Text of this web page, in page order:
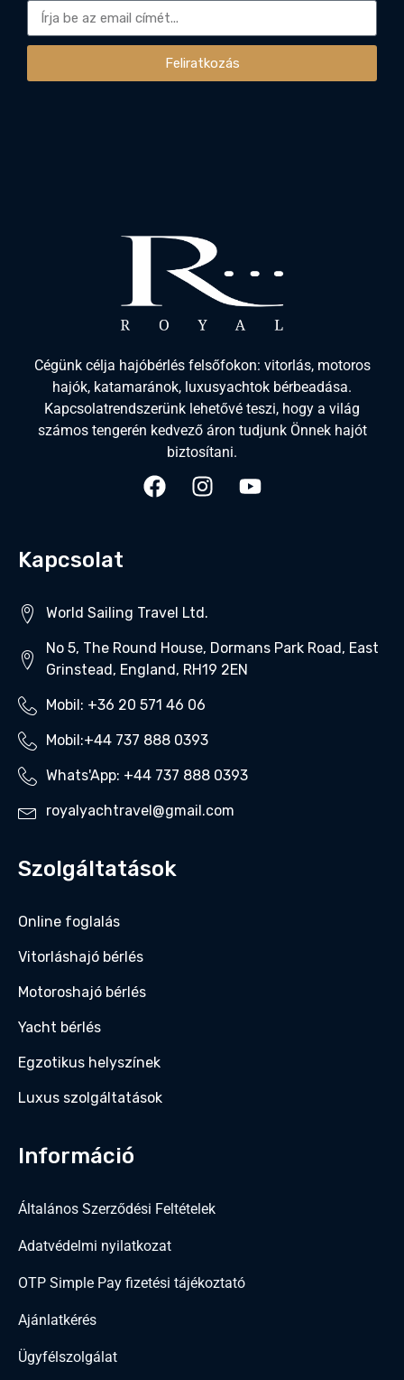
Feliratkozás
Cégünk célja hajóbérlés felsőfokon: vitorlás, motoros
hajók, katamaránok, luxusyachtok bérbeadása.
Kapcsolatrendszerünk lehetővé teszi, hogy a világ
számos tengerén kedvező áron tudjunk Önnek hajót
biztosítani.
Kapcsolat
World Sailing Travel Ltd.
No 5, The Round House, Dormans Park Road, East
Grinstead, England, RH19 2EN
Mobil: +36 20 571 46 06‬
Mobil:+44 737 888 0393‬
Whats'App: +44 737 888 0393‬
royalyachtravel@gmail.com
Szolgáltatások
Online foglalás
Vitorláshajó bérlés
Motoroshajó bérlés
Yacht bérlés
Egzotikus helyszínek
Luxus szolgáltatások
Információ
Általános Szerződési Feltételek
Adatvédelmi nyilatkozat
OTP Simple Pay fizetési tájékoztató
Ajánlatkérés
Ügyfélszolgálat